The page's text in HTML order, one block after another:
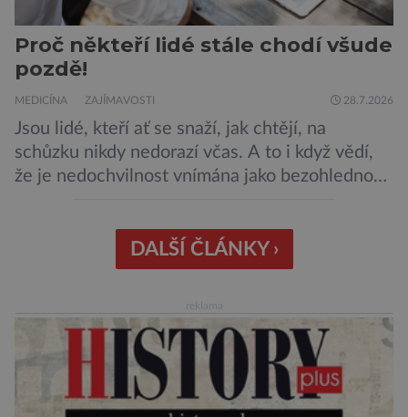
Proč někteří lidé stále chodí všude
pozdě!
MEDICÍNA ZAJÍMAVOSTI 28.7.2026
Jsou lidé, kteří ať se snaží, jak chtějí, na
schůzku nikdy nedorazí včas. A to i když vědí,
že je nedochvilnost vnímána jako bezohlednost
chodí chronicky pozdě, možná úplně nemohou.
Jaké jsou nejčastější příčiny nedochvilnosti? A
DALŠÍ ČLÁNKY ›